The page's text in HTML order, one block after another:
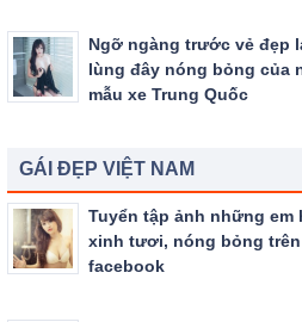
Ngỡ ngàng trước vẻ đẹp
lùng đây nóng bỏng của
mẫu xe Trung Quốc
GÁI ĐẸP VIỆT NAM
Tuyển tập ảnh những em
xinh tươi, nóng bỏng trên
facebook